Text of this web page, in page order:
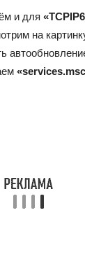
и для «
на